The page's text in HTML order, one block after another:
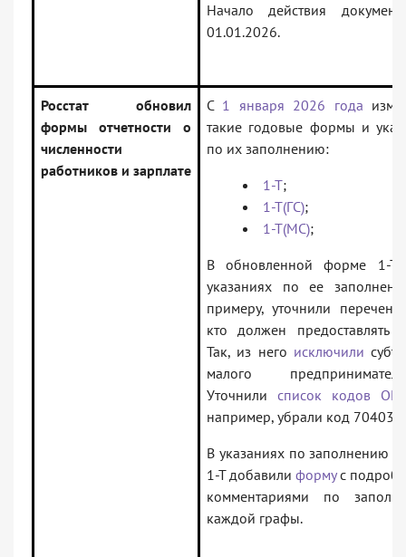
Начало действия
01.01.2026.
Росстат обновил
формы отчетности о
численности
работников и зарплате
С 1 января 2026 года
такие годовые формы и
по их заполнению:
1-Т;
1-Т(ГС);
1-Т(МС);
В обновленной форме 1-
указаниях по ее
примеру, уточнили перечень
кто должен предоставлять
Так, из него исключили
малого
Уточнили список кодов
например, убрали код 70403.
В указаниях по заполнению
1-Т добавили формус
комментариями по
каждой графы.